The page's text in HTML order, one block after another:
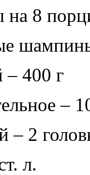
на 8
400 г
–
– 2
л.